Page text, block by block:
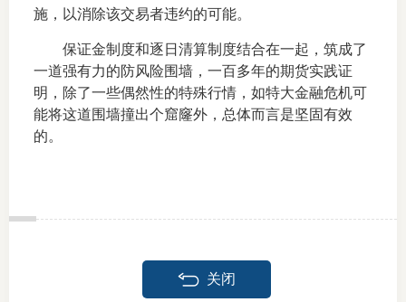
政策法
网上投
施，以消除该交易者违约的可能。
保证金制度和逐日清算制度结合在一起，筑成了
一道强有力的防风险围墙，一百多年的期货实践证
明，除了一些偶然性的特殊行情，如特大金融危机可
能将这道围墙撞出个窟窿外，总体而言是坚固有效
的。
关闭